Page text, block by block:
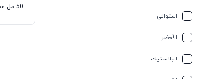
استوائي
الأخضر
البلاستيك
50 مل عطر